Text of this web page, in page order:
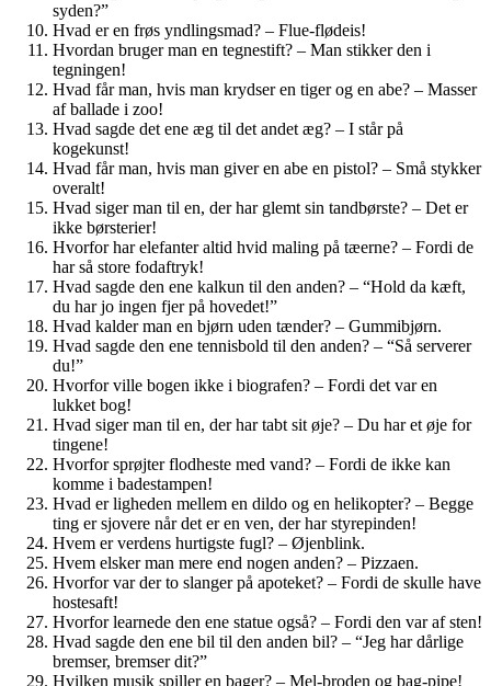
syden?”
Hvad er en frøs yndlingsmad? – Flue-flødeis!
Hvordan bruger man en tegnestift? – Man stikker den i
tegningen!
Hvad får man, hvis man krydser en tiger og en abe? – Masser
af ballade i zoo!
Hvad sagde det ene æg til det andet æg? – I står på
kogekunst!
Hvad får man, hvis man giver en abe en pistol? – Små stykker
overalt!
Hvad siger man til en, der har glemt sin tandbørste? – Det er
ikke børsterier!
Hvorfor har elefanter altid hvid maling på tæerne? – Fordi de
har så store fodaftryk!
Hvad sagde den ene kalkun til den anden? – “Hold da kæft,
du har jo ingen fjer på hovedet!”
Hvad kalder man en bjørn uden tænder? – Gummibjørn.
Hvad sagde den ene tennisbold til den anden? – “Så serverer
du!”
Hvorfor ville bogen ikke i biografen? – Fordi det var en
lukket bog!
Hvad siger man til en, der har tabt sit øje? – Du har et øje for
tingene!
Hvorfor sprøjter flodheste med vand? – Fordi de ikke kan
komme i badestampen!
Hvad er ligheden mellem en dildo og en helikopter? – Begge
ting er sjovere når det er en ven, der har styrepinden!
Hvem er verdens hurtigste fugl? – Øjenblink.
Hvem elsker man mere end nogen anden? – Pizzaen.
Hvorfor var der to slanger på apoteket? – Fordi de skulle have
hostesaft!
Hvorfor learnede den ene statue også? – Fordi den var af sten!
Hvad sagde den ene bil til den anden bil? – “Jeg har dårlige
bremser, bremser dit?”
Hvilken musik spiller en bager? – Mel-broden og bag-pipe!